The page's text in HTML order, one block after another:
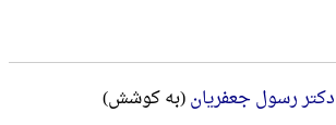
دکتر رسول جعفریان(به کوشش)